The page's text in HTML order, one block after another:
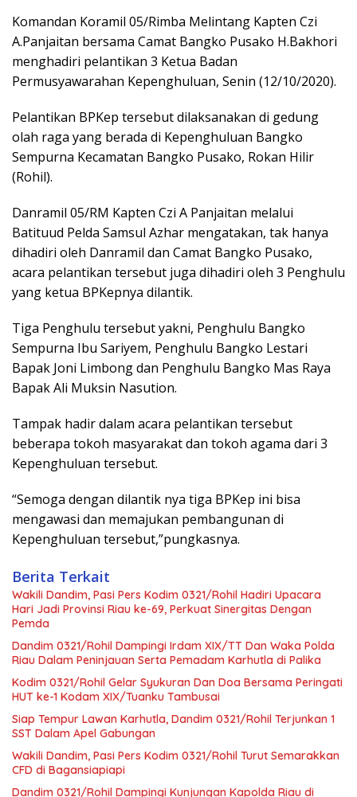
Komandan Koramil 05/Rimba Melintang Kapten Czi
A.Panjaitan bersama Camat Bangko Pusako H.Bakhori
menghadiri pelantikan 3 Ketua Badan
Permusyawarahan Kepenghuluan, Senin (12/10/2020).
Pelantikan BPKep tersebut dilaksanakan di gedung
olah raga yang berada di Kepenghuluan Bangko
Sempurna Kecamatan Bangko Pusako, Rokan Hilir
(Rohil).
Danramil 05/RM Kapten Czi A Panjaitan melalui
Batituud Pelda Samsul Azhar mengatakan, tak hanya
dihadiri oleh Danramil dan Camat Bangko Pusako,
acara pelantikan tersebut juga dihadiri oleh 3 Penghulu
yang ketua BPKepnya dilantik.
Tiga Penghulu tersebut yakni, Penghulu Bangko
Sempurna Ibu Sariyem, Penghulu Bangko Lestari
Bapak Joni Limbong dan Penghulu Bangko Mas Raya
Bapak Ali Muksin Nasution.
Tampak hadir dalam acara pelantikan tersebut
beberapa tokoh masyarakat dan tokoh agama dari 3
Kepenghuluan tersebut.
“Semoga dengan dilantik nya tiga BPKep ini bisa
mengawasi dan memajukan pembangunan di
Kepenghuluan tersebut,”pungkasnya.
Berita Terkait
Wakili Dandim, Pasi Pers Kodim 0321/Rohil Hadiri Upacara
Hari Jadi Provinsi Riau ke-69, Perkuat Sinergitas Dengan
Pemda
Dandim 0321/Rohil Dampingi Irdam XIX/TT Dan Waka Polda
Riau Dalam Peninjauan Serta Pemadam Karhutla di Palika
Kodim 0321/Rohil Gelar Syukuran Dan Doa Bersama Peringati
HUT ke-1 Kodam XIX/Tuanku Tambusai
Siap Tempur Lawan Karhutla, Dandim 0321/Rohil Terjunkan 1
SST Dalam Apel Gabungan
Wakili Dandim, Pasi Pers Kodim 0321/Rohil Turut Semarakkan
CFD di Bagansiapiapi
Dandim 0321/Rohil Dampingi Kunjungan Kapolda Riau di